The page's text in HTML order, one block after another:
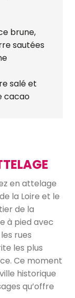
brune,
sautées
salé et
cacao
en attelage
la Loire et le
de la
à pied avec
rues
les plus
Ce moment
historique
qu’offre